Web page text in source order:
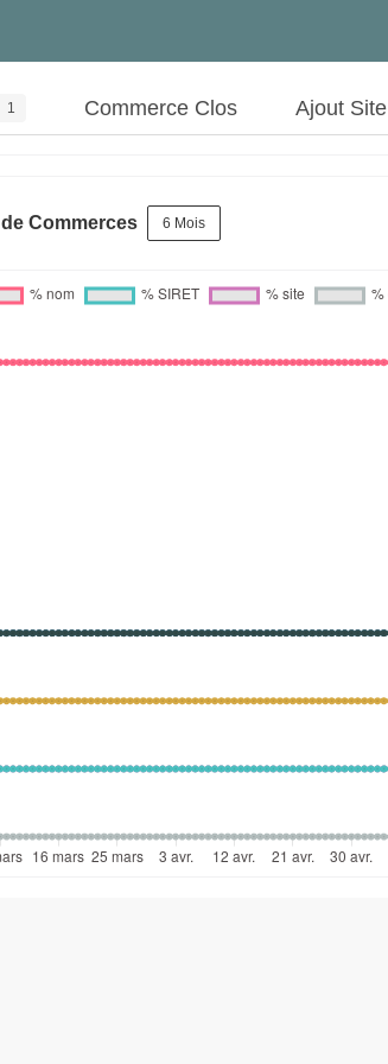
1 Commerce Clos Ajout Site
Commerces 6 Mois